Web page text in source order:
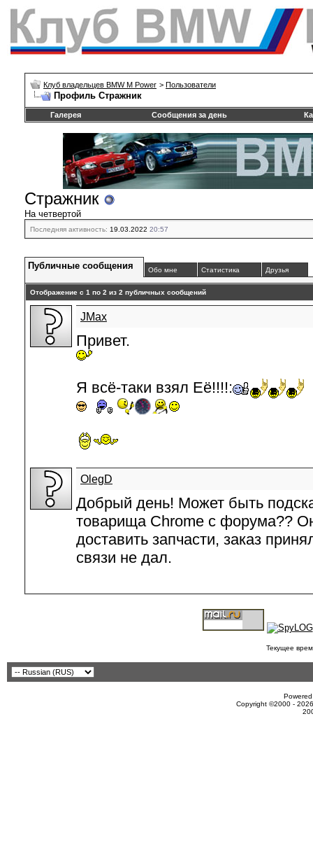
Клуб владельцев BMW M Power > Пользователи
Профиль Стражник
Галерея Сообщения за день
Стражник
На четвертой
Последняя активность: 19.03.2022 20:57
Публичные сообщения Обо мне Статистика Друзья
Отображение с 1 по 2 из 2 публичных сообщений
JMax
Привет.
Я всё-таки взял Её!!!!:
OlegD
Добрый день! Может быть
товарища Chrome с форума??
доставить запчасти, заказ
связи не дал.
Текущее
Copyright ©2000 -